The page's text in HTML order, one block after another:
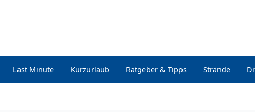
Last Minute Kurzurlaub Ratgeber & Tipps Strände